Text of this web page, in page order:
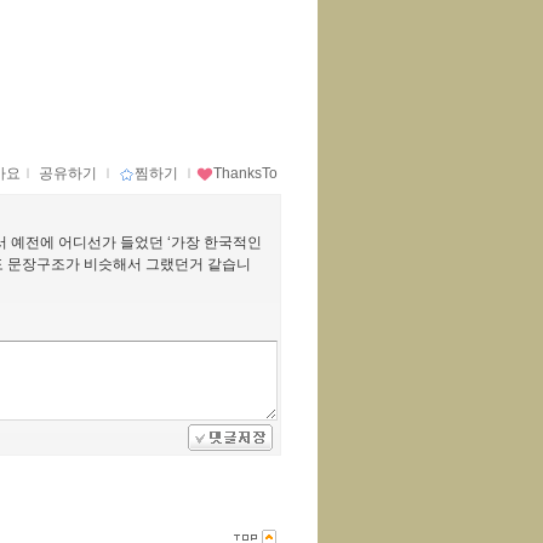
요 ｌ 공유하기 ｌ 찜하기 ｌ ThanksTo
예전에 어디선가 들었던 ‘가장 한국적인
장구조가 비슷해서 그랬던거 같습니